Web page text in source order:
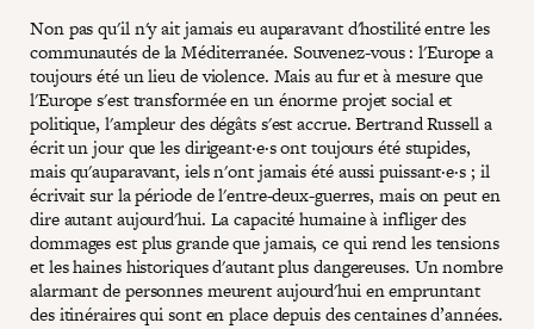
Non pas qu'il n'y ait jamais eu auparavant d'hostilité entre les
communautés de la Méditerranée. Souvenez-vous : l'Europe a
toujours été un lieu de violence. Mais au fur et à mesure que
l'Europe s'est transformée en un énorme projet social et
politique, l'ampleur des dégâts s'est accrue. Bertrand Russell a
écrit un jour que les dirigeant·e·s ont toujours été stupides,
mais qu'auparavant, iels n'ont jamais été aussi puissant·e·s ; il
écrivait sur la période de l'entre-deux-guerres, mais on peut en
dire autant aujourd'hui. La capacité humaine à infliger des
dommages est plus grande que jamais, ce qui rend les tensions
et les haines historiques d'autant plus dangereuses. Un nombre
alarmant de personnes meurent aujourd'hui en empruntant
des itinéraires qui sont en place depuis des centaines d’années.